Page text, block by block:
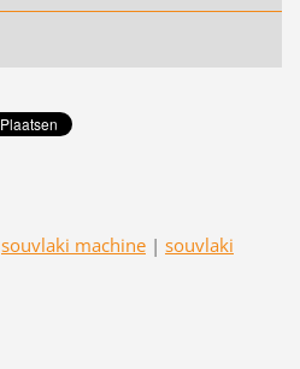
souvlaki machine | souvlaki